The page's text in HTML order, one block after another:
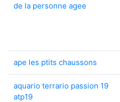
de la personne agee
ape les ptits chaussons
aquario terrario passion 19
atp19